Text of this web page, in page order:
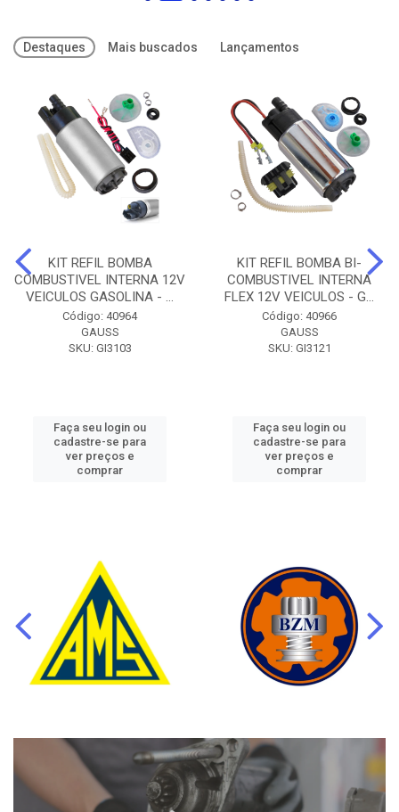
Destaques Mais buscados Lançamentos
KIT REFIL BOMBA
COMBUSTIVEL INTERNA 12V
VEICULOS GASOLINA - ...
Código: 40964
GAUSS
SKU: GI3103
Faça seu login ou
cadastre-se para
ver preços e
comprar
KIT REFIL BOMBA BI-
COMBUSTIVEL INTERNA
FLEX 12V VEICULOS - G...
Código: 40966
GAUSS
SKU: GI3121
Faça seu login ou
cadastre-se para
ver preços e
comprar